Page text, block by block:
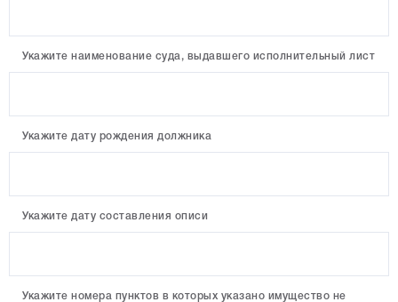
Укажите наименование суда, выдавшего исполнительный лист
Укажите дату рождения должника
Укажите дату составления описи
Укажите номера пунктов в которых указано имущество не